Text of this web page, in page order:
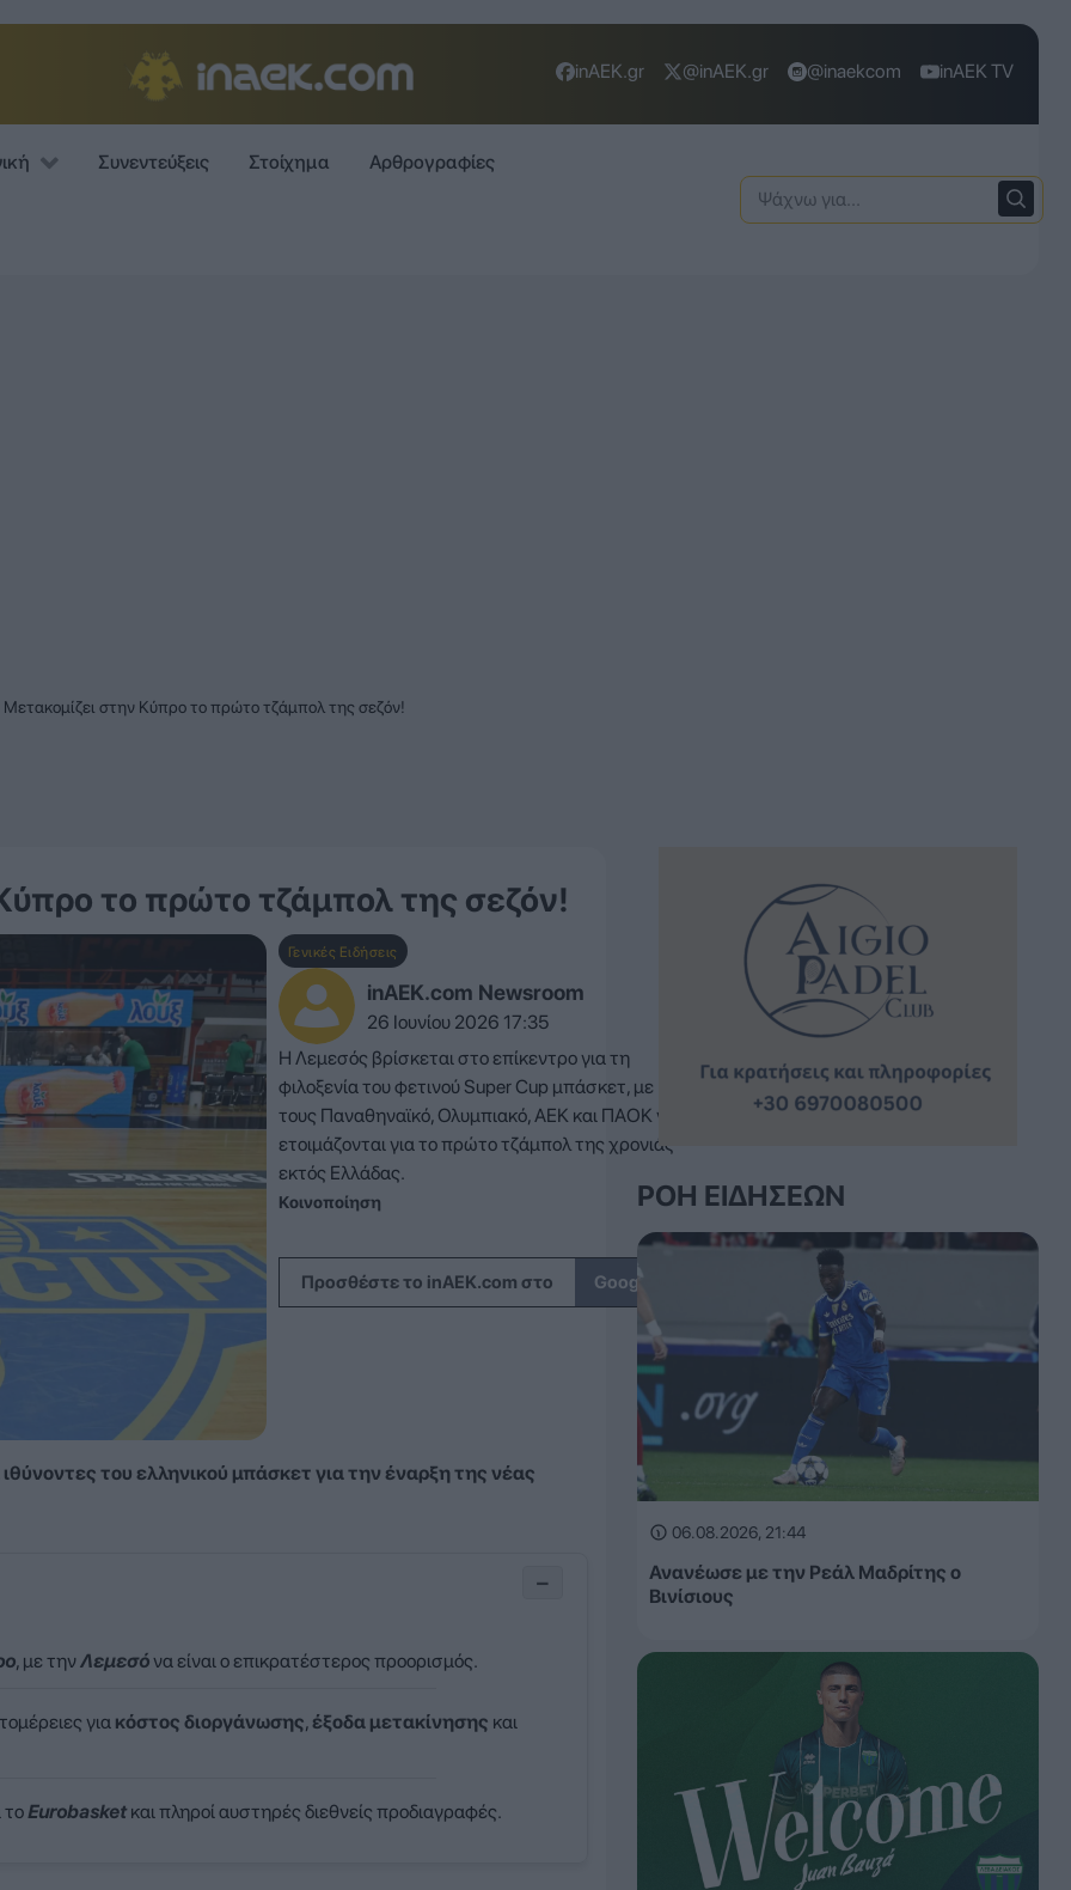
inAEK.gr @inAEK.gr @inaekcom inAEK TV
Συνεντεύξεις Στοίχημα Αρθρογραφίες
Μετακομίζει στην Κύπρο το πρώτο τζάμπολ της σεζόν!
το πρώτο τζάμπολ της σεζόν!
Γενικές Ειδήσεις
inAEK.com Newsroom
26 Ιουνίου 2026 17:35
Η Λεμεσός βρίσκεται στο επίκεντρο για τη
φιλοξενία του φετινού Super Cup μπάσκετ, με
τους Παναθηναϊκό, Ολυμπιακό, ΑΕΚ και ΠΑΟΚ να
ετοιμάζονται για το πρώτο τζάμπολ της χρονιάς
εκτός Ελλάδας.
Κοινοποίηση
Προσθέστε το inAEK.com στο Google
του ελληνικού μπάσκετ για την έναρξη της νέας
−
, με τηνΛεμεσόνα είναι ο επικρατέστερος προορισμός.
για κόστος διοργάνωσης,έξοδα μετακίνησης και
τοEurobasketκαι πληροί αυστηρές διεθνείς προδιαγραφές.
ΡΟΉ ΕΙΔΉΣΕΩΝ
06.08.2026, 21:44
Ανανέωσε με την Ρεάλ Μαδρίτης ο
Βινίσιους